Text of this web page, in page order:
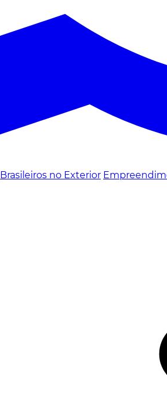
Brasileiros no Exterior